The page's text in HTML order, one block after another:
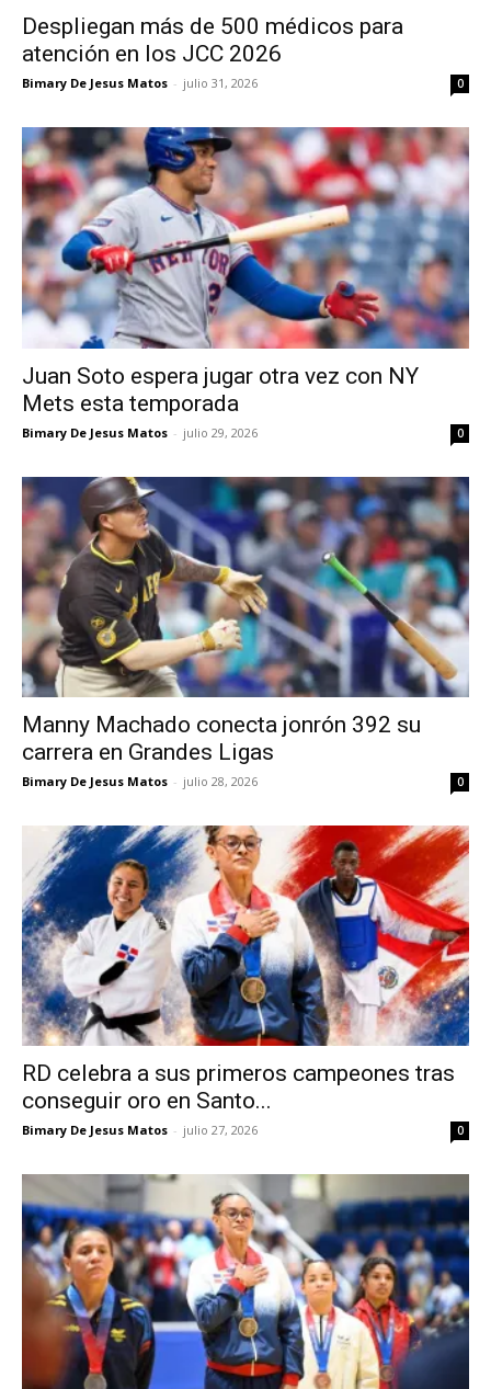
Despliegan más de 500 médicos para
atención en los JCC 2026
Bimary De Jesus Matos - julio 31, 2026 0
Juan Soto espera jugar otra vez con NY
Mets esta temporada
Bimary De Jesus Matos - julio 29, 2026 0
Manny Machado conecta jonrón 392 su
carrera en Grandes Ligas
Bimary De Jesus Matos - julio 28, 2026 0
RD celebra a sus primeros campeones tras
conseguir oro en Santo...
Bimary De Jesus Matos - julio 27, 2026 0